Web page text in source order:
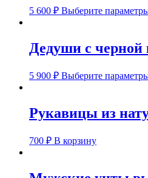
5 600 ₽ Выберите
Дедуши с черной
5 900 ₽ Выберите
Рукавицы из
700 ₽ В корзину